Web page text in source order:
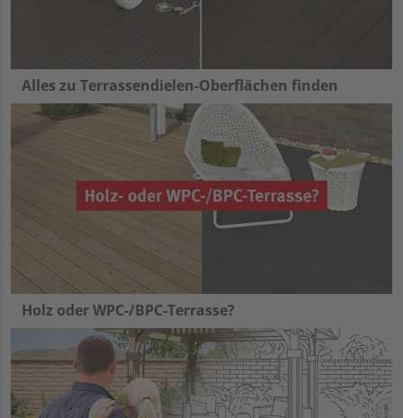
Alles zu Terrassendielen-Oberflächen finden
Holz oder WPC-/BPC-Terrasse?